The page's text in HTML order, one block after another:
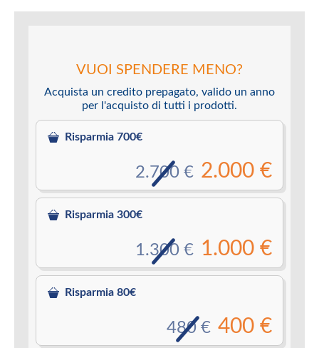
VUOI SPENDERE MENO?
Acquista un credito prepagato, valido un anno
per l'acquisto di tutti i prodotti.
Risparmia 700€
2.000 €
2.700 €
Risparmia 300€
1.000 €
1.300 €
Risparmia 80€
400 €
480 €